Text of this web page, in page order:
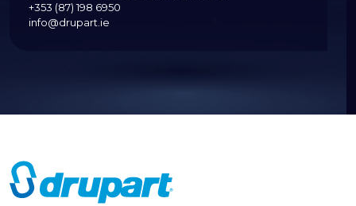
+353 (87) 198 6950
info@drupart.ie